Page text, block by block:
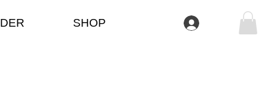
SHOP Se connecter